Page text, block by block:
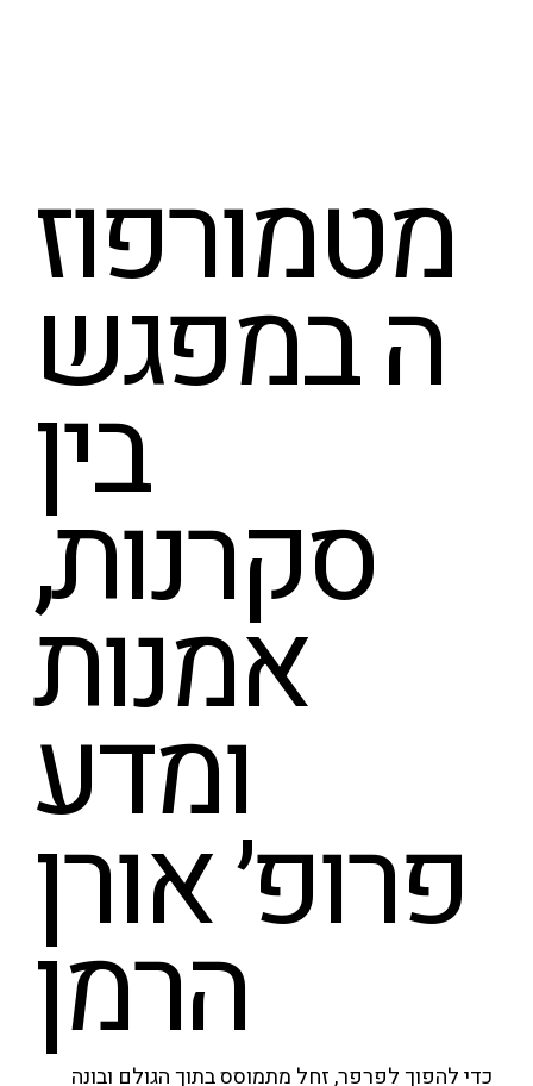
מטמורפוז
ה במפגש
בין
סקרנות,
אמנות
ומדע
פרופ׳ אורן
הרמן
כדי להפוך לפרפר, זחל מתמוסס בתוך הגולם ובונה